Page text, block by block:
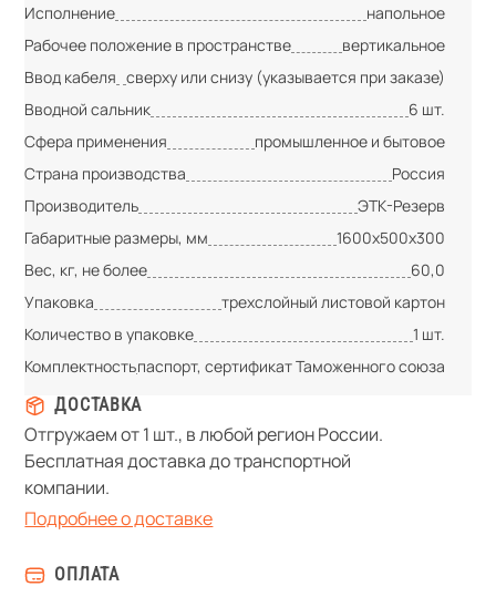
Исполнение
напольное
Рабочее положение в пространстве
вертикальное
Ввод кабеля сверху или снизу (указывается при заказе)
Вводной сальник
6 шт.
Сфера применения
промышленное и бытовое
Страна производства
Россия
Производитель
ЭТК-Резерв
Габаритные размеры, мм
1600х500х300
Вес, кг, не более
60,0
Упаковка
трехслойный листовой картон
Количество в упаковке
1 шт.
Комплектностьпаспорт, сертификат Таможенного союза
ДОСТАВКА
Отгружаем от 1 шт., в любой регион России.
Бесплатная доставка до транспортной
компании.
Подробнее о доставке
ОПЛАТА